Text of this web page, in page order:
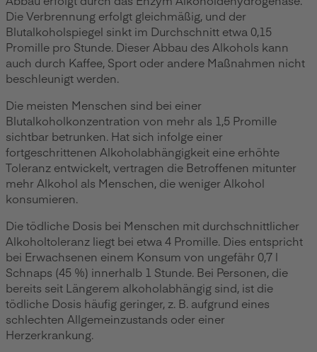
Die Verbrennung erfolgt gleichmäßig, und der
Blutalkoholspiegel sinkt im Durchschnitt etwa 0,15
Promille pro Stunde. Dieser Abbau des Alkohols kann
auch durch Kaffee, Sport oder andere Maßnahmen nicht
beschleunigt werden.
Die meisten Menschen sind bei einer
Blutalkoholkonzentration von mehr als 1,5 Promille
sichtbar betrunken. Hat sich infolge einer
fortgeschrittenen Alkoholabhängigkeit eine erhöhte
Toleranz entwickelt, vertragen die Betroffenen mitunter
mehr Alkohol als Menschen, die weniger Alkohol
konsumieren.
Die tödliche Dosis bei Menschen mit durchschnittlicher
Alkoholtoleranz liegt bei etwa 4 Promille. Dies entspricht
bei Erwachsenen einem Konsum von ungefähr 0,7 l
Schnaps (45 %) innerhalb 1 Stunde. Bei Personen, die
bereits seit Längerem alkoholabhängig sind, ist die
tödliche Dosis häufig geringer, z. B. aufgrund eines
schlechten Allgemeinzustands oder einer
Herzerkrankung.